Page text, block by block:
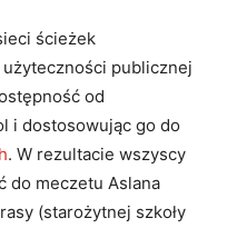
ścieżek
publicznej
od
i dostosowując go do
. W rezultacie wszyscy
do meczetu Aslana
(starożytnej szkoły